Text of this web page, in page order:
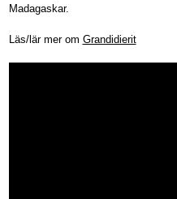
Madagaskar.
Läs/lär mer om Grandidierit